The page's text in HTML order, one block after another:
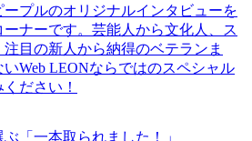
ープルのオリジナルインタビューを
ナーです。芸能人から文化人、ス
目の新人から納得のベテランま
Web LEONならではのスペシャル
ださい！
「一本取られました！」